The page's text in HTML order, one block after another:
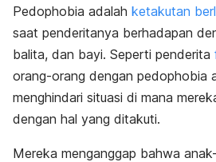
Pedophobia adalah ketakutan
saat penderitanya berhadapan
balita, dan bayi. Seperti penderita
orang-orang dengan pedophobia
menghindari situasi di mana
dengan hal yang ditakuti.
Mereka menganggap bahwa